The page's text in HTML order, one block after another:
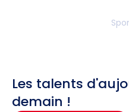
Les talents
demain !